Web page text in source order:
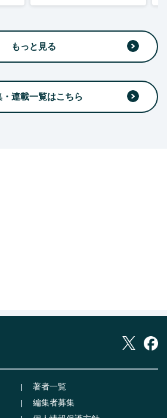
もっと見る
・連載一覧はこちら
著者一覧
編集者募集